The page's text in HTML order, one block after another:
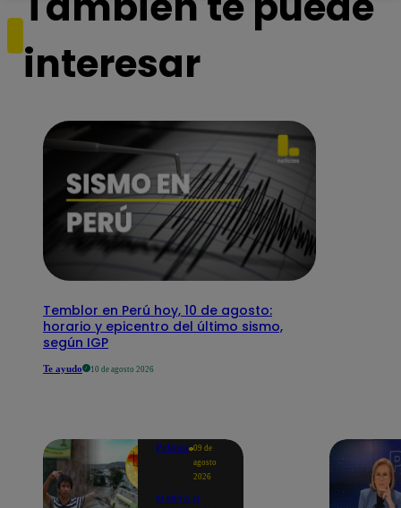
interesar
Temblor en Perú hoy, 10 de agosto:
horario y epicentro del último sismo,
según IGP
Te ayudo 10 de agosto 2026
Política 09 de
agosto
2026
El Niño a